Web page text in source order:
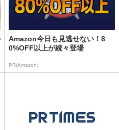
Amazon今日も見逃せない！8
0%OFF以上が続々登場
PR(Amazon)